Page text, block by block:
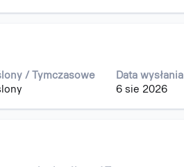
/ Tymczasowe
Data wysłania
6 sie 2026